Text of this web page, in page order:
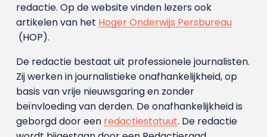
redactie. Op de website vinden lezers ook
artikelen van het Hoger Onderwijs Persbureau
(HOP).
De redactie bestaat uit professionele journalisten.
Zij werken in journalistieke onafhankelijkheid, op
basis van vrije nieuwsgaring en zonder
beïnvloeding van derden. De onafhankelijkheid is
geborgd door een redactiestatuut. De redactie